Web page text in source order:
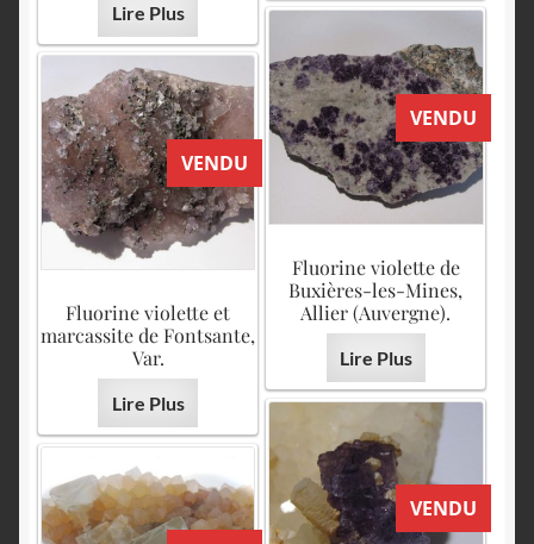
Lire Plus
VENDU
Fluorine violette de
Buxières-les-Mines,
Allier (Auvergne).
Lire Plus
VENDU
Fluorine violette et
marcassite de Fontsante,
Var.
Lire Plus
VENDU